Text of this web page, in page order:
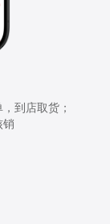
到店取货；
销